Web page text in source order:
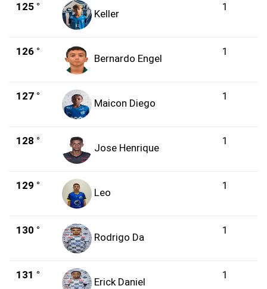
125 °
Keller
1
126 °
Bernardo Engel
1
127 °
Maicon Diego
1
128 °
Jose Henrique
1
129 °
Leo
1
130 °
Rodrigo Da
1
131 °
Erick Daniel
1